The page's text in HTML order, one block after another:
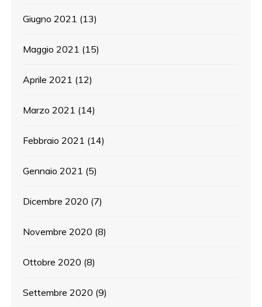
Giugno 2021 (13)
Maggio 2021 (15)
Aprile 2021 (12)
Marzo 2021 (14)
Febbraio 2021 (14)
Gennaio 2021 (5)
Dicembre 2020 (7)
Novembre 2020 (8)
Ottobre 2020 (8)
Settembre 2020 (9)